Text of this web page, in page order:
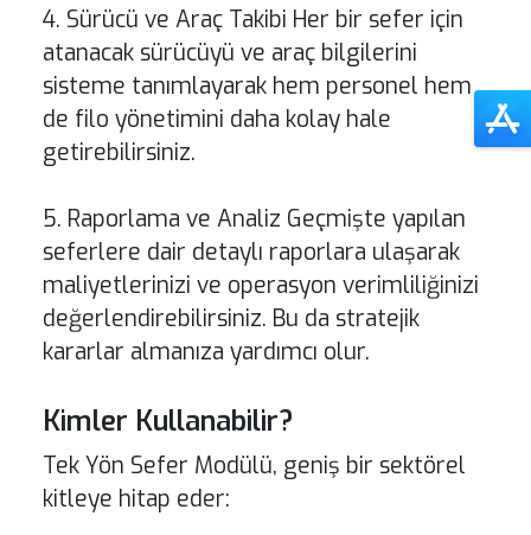
4. Sürücü ve Araç Takibi Her bir sefer için
atanacak sürücüyü ve araç bilgilerini
sisteme tanımlayarak hem personel hem
de filo yönetimini daha kolay hale
getirebilirsiniz.
5. Raporlama ve Analiz Geçmişte yapılan
seferlere dair detaylı raporlara ulaşarak
maliyetlerinizi ve operasyon verimliliğinizi
değerlendirebilirsiniz. Bu da stratejik
kararlar almanıza yardımcı olur.
Kimler Kullanabilir?
Tek Yön Sefer Modülü, geniş bir sektörel
kitleye hitap eder: